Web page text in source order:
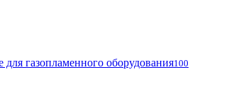
газопламенного оборудования100